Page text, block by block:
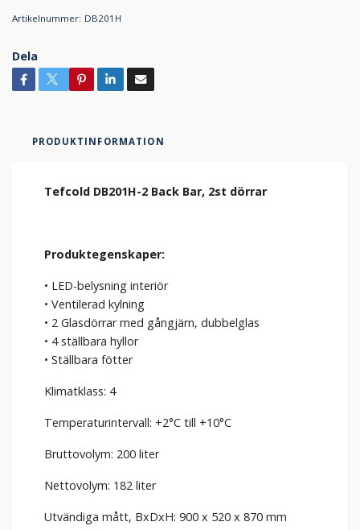
Artikelnummer: DB201H
Dela
PRODUKTINFORMATION
Tefcold DB201H-2 Back Bar, 2st dörrar
Produktegenskaper:
• LED-belysning interiör
• Ventilerad kylning
• 2 Glasdörrar med gångjärn, dubbelglas
• 4 ställbara hyllor
• Ställbara fötter
Klimatklass: 4
Temperaturintervall: +2°C till +10°C
Bruttovolym: 200 liter
Nettovolym: 182 liter
Utvändiga mått, BxDxH: 900 x 520 x 870 mm